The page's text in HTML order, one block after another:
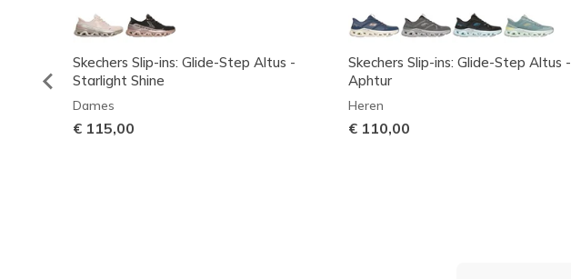
Skechers Slip-ins: Glide-Step Altus -
Starlight Shine
Dames
€ 115,00
Skechers Slip-ins: Glide-Step Altus -
Aphtur
Heren
€ 110,00